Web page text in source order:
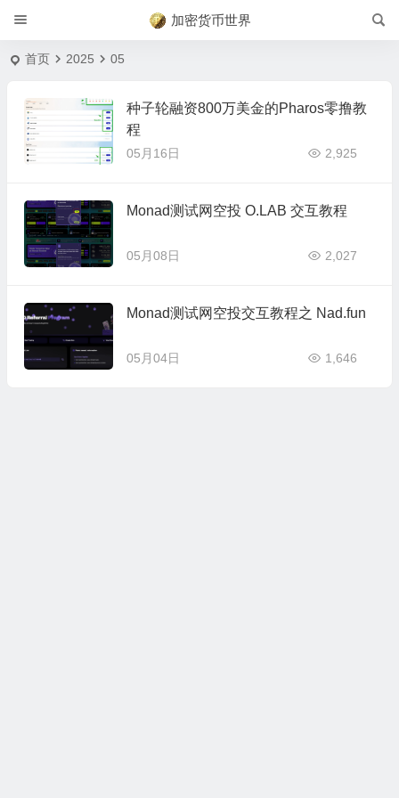
加密货币世界
首页 2025 05
种子轮融资800万美金的Pharos零撸教
程
05月16日 2,925
Monad测试网空投 O.LAB 交互教程
05月08日 2,027
Monad测试网空投交互教程之 Nad.fun
05月04日 1,646